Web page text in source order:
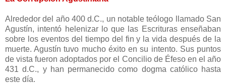
Alrededor del año 400 d.C., un notable teólogo llamado San
Agustín, intentó helenizar lo que las Escrituras enseñaban
sobre los eventos del tiempo del fin y la vida después de la
muerte. Agustín tuvo mucho éxito en su intento. Sus puntos
de vista fueron adoptados por el Concilio de Éfeso en el año
431 d.C., y han permanecido como dogma católico hasta
este día.